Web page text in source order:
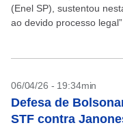
(Enel SP), sustentou
ao devido processo
06/04/26 - 19:34min
Defesa de
STF contra